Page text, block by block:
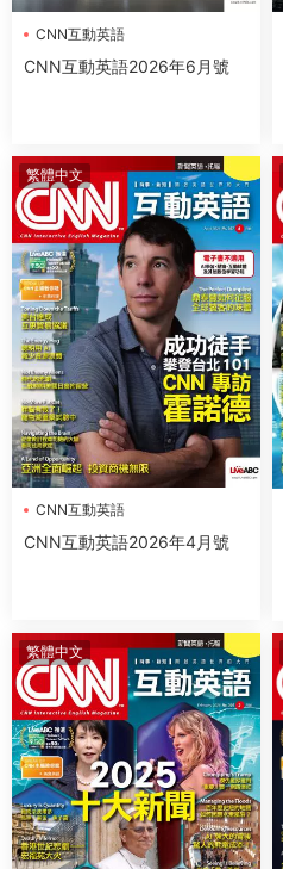
CNN互動英語
CNN互動英語2026年6月號
繁體中文
CNN互動英語
CNN互動英語2026年4月號
繁體中文